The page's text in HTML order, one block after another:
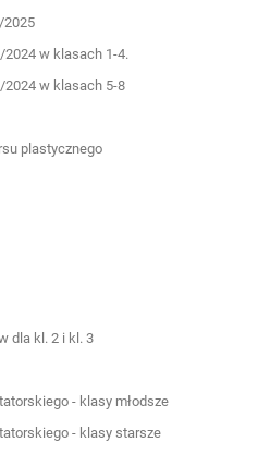
2025
w klasach 1-4.
2024 w klasach 5-8
plastycznego
dla kl. 2 i kl. 3
- klasy młodsze
- klasy starsze